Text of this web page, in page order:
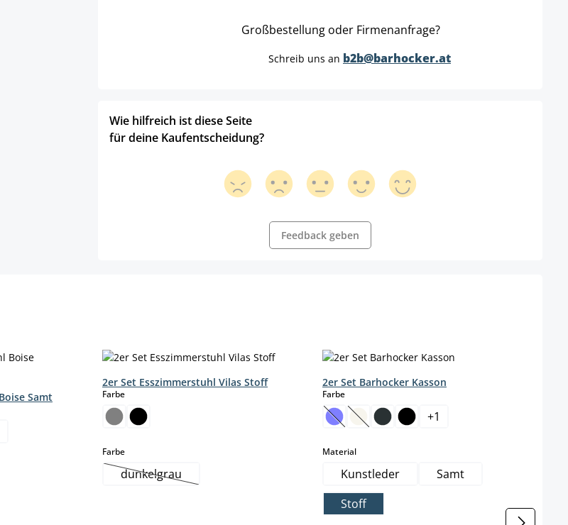
Großbestellung oder Firmenanfrage?
Schreib uns an b2b@barhocker.at
Wie hilfreich ist diese Seite
für deine Kaufentscheidung?
Feedback geben
Samt
2er Set Esszimmerstuhl Vilas Stoff
Farbeauswählen
Farbeauswählen
dunkelgrau(Diese Option ist zurzeit nicht verfügbar.)
2er Set Barhocker Kasson
Farbeauswählen
(Diese Option ist zurzeit nicht verfügbar.)
(Diese Option ist zurzeit nicht verfügbar.)
+1
Materialauswählen
Kunstleder
Samt
Stoff